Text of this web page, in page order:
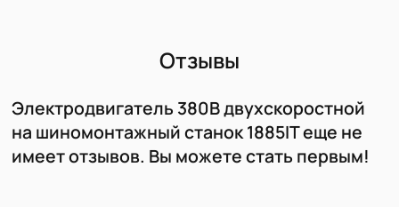
Отзывы
Электродвигатель 380В двухскоростной
на шиномонтажный станок 1885IT еще не
имеет отзывов. Вы можете стать первым!